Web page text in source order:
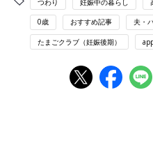
0歳 おすすめ記事 夫・
たまごクラブ（妊娠後期）